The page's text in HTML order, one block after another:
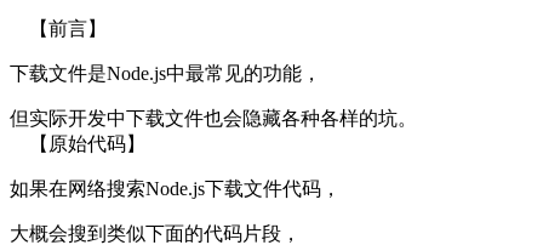
【前言】
下载文件是Node.js中最常见的功能，
但实际开发中下载文件也会隐藏各种各样的坑。
【原始代码】
如果在网络搜索Node.js下载文件代码，
大概会搜到类似下面的代码片段，